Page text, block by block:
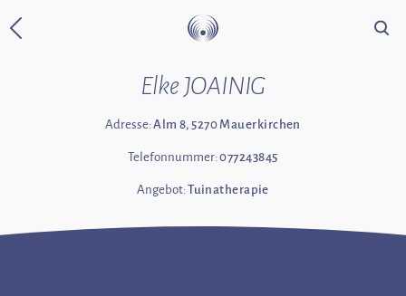
Zurück zur Startseite Suche
Elke JOAINIG
Adresse:Alm 8, 5270 Mauerkirchen
Telefonnummer:077243845
Angebot:Tuinatherapie